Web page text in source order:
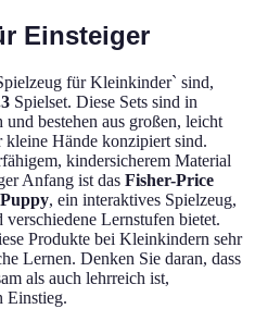
Einsteiger
für Kleinkinder` sind,
Spielset. Diese Sets sind in
bestehen aus großen, leicht
Hände konzipiert sind.
kindersicherem Material
Anfang ist das Fisher-Price
, ein interaktives Spielzeug,
Lernstufen bietet.
Produkte bei Kleinkindern sehr
Lernen. Denken Sie daran, dass
als auch lehrreich ist,
Einstieg.